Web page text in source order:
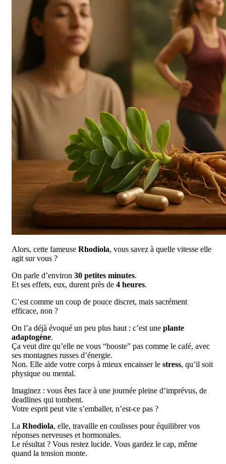
Alors, cette fameuse Rhodiola, vous savez à quelle vitesse elle
agit sur vous ?
On parle d’environ 30 petites minutes.
Et ses effets, eux, durent près de 4 heures.
C’est comme un coup de pouce discret, mais sacrément
efficace, non ?
On l’a déjà évoqué un peu plus haut : c’est une plante
adaptogène.
Ça veut dire qu’elle ne vous “booste” pas comme le café, avec
ses montagnes russes d’énergie.
Non. Elle aide votre corps à mieux encaisser le stress, qu’il soit
physique ou mental.
Imaginez : vous êtes face à une journée pleine d’imprévus, de
deadlines qui tombent.
Votre esprit peut vite s’emballer, n’est-ce pas ?
La Rhodiola, elle, travaille en coulisses pour équilibrer vos
réponses nerveuses et hormonales.
Le résultat ? Vous restez lucide. Vous gardez le cap, même
quand la tension monte.